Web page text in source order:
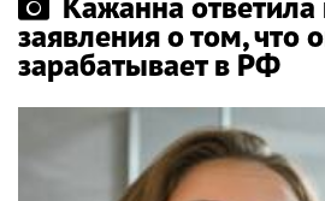
заявления о том, что
зарабатывает в РФ